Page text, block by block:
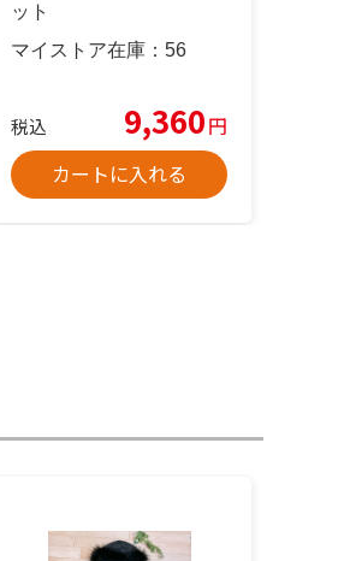
ット
マイストア在庫： 56
税込 9,360円
カートに入れる